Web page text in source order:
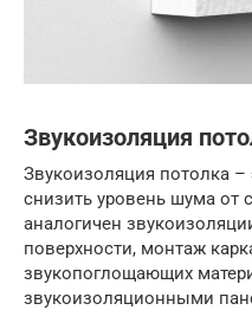
Звукоизоляция
Звукоизоляция потолка
снизить уровень шума от
аналогичен
поверхности, монтаж
звукопоглощающих
звукоизоляционными